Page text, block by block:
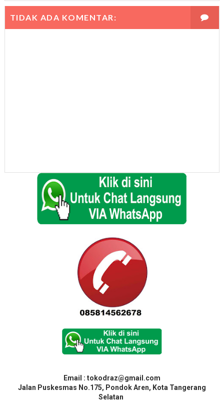
TIDAK ADA KOMENTAR:
Email : tokodraz@gmail.com
Jalan Puskesmas No.175, Pondok Aren, Kota Tangerang
Selatan